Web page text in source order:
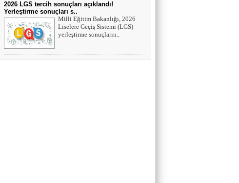
2026 LGS tercih sonuçları açıklandı!
Yerleştirme sonuçları s..
Milli Eğitim Bakanlığı, 2026
Liselere Geçiş Sistemi (LGS)
yerleştirme sonuçların..